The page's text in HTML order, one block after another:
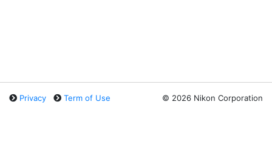
Privacy Term of Use © 2026 Nikon Corporation